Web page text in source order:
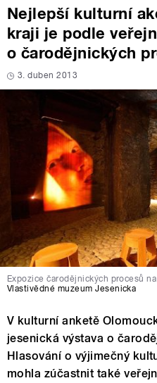
Nejlepší kulturní
kraji je podle
o čarodějnických
3. duben 2013
Expozice čarodějnických procesů
Vlastivědné muzeum Jesenicka
V kulturní anketě
jesenická výstava o
Hlasování o výjimečný
mohla zúčastnit také